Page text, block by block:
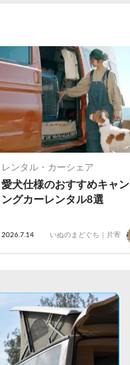
レンタル・カーシェア
愛犬仕様のおすすめキャ
ングカーレンタル8選
2026.7.14 いぬのまどぐち｜片寄